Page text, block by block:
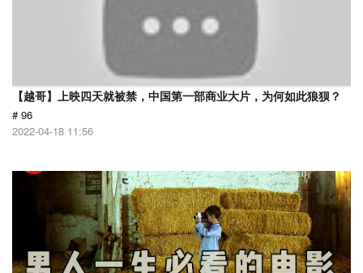
【越哥】上映四天就被禁，中国第一部商业大片，为何如此狼狈？
# 96
2022-04-18 11:56